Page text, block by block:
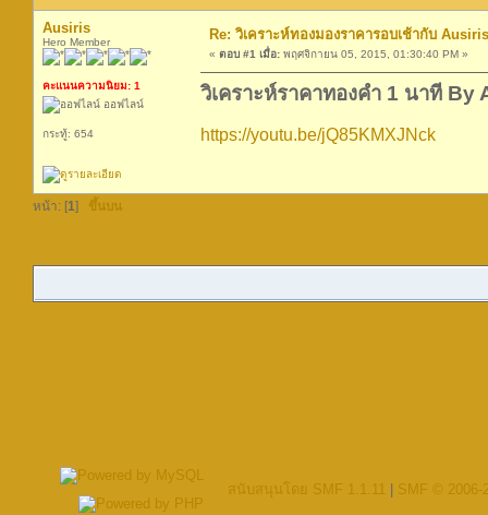
Ausiris
Hero Member
คะแนนความนิยม: 1
ออฟไลน์
กระทู้: 654
Re: วิเคราะห์ทองมองราคารอบเช้ากับ
« ตอบ #1 เมื่อ: พฤศจิกายน 05, 2015, 01:30:40 PM »
วิเคราะห์ราคาทองคำ 1 นาที By
https://youtu.be/jQ85KMXJNck
หน้า: [1] ขึ้นบน
สนับสนุนโดย SMF 1.1.11 SMF © 2006-